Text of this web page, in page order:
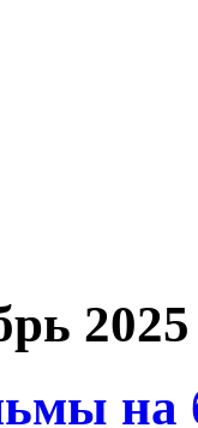
2025
на